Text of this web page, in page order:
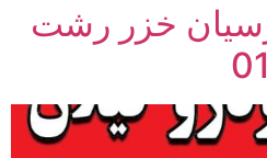
خزر رشت